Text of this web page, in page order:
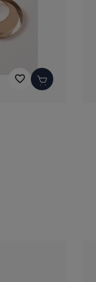
favorite_border